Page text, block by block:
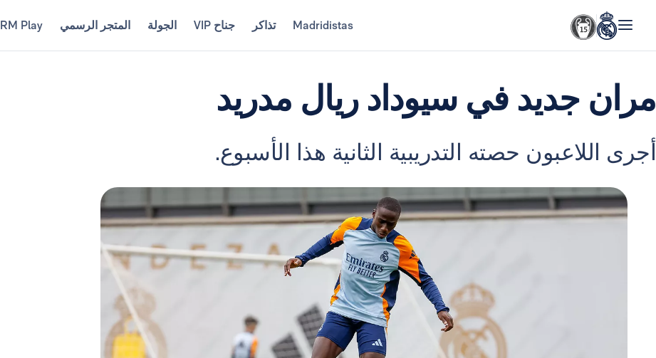
Madridistas تذاكر جناح VIP الجولة المتجر الرسمي RM Play
مران جديد في سيوداد ريال مدريد
أجرى اللاعبون حصته التدريبية الثانية هذا الأسبوع.